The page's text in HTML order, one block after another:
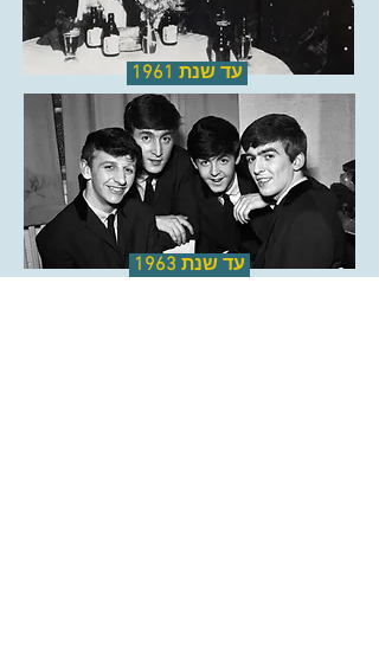
עד שנת 1961
עד שנת 1963